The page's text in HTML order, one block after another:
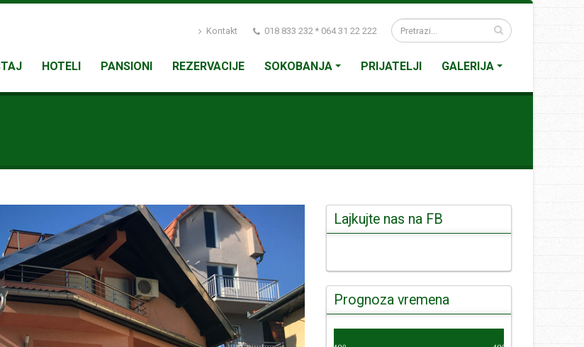
Kontakt 018 833 232 * 064 31 22 222
HOTELI PANSIONI REZERVACIJE SOKOBANJA PRIJATELJI GALERIJA
Lajkujte nas na FB
Prognoza vremena